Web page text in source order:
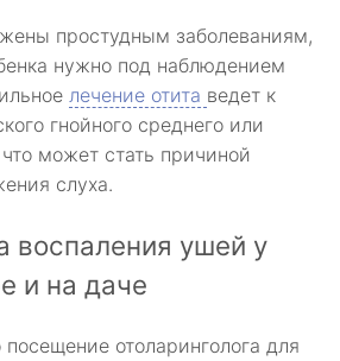
простудным заболеваниям,
нужно под наблюдением
лечение отита ведет к
гнойного среднего или
что может стать причиной
слуха.
воспаления ушей у
и на даче
отоларинголога для